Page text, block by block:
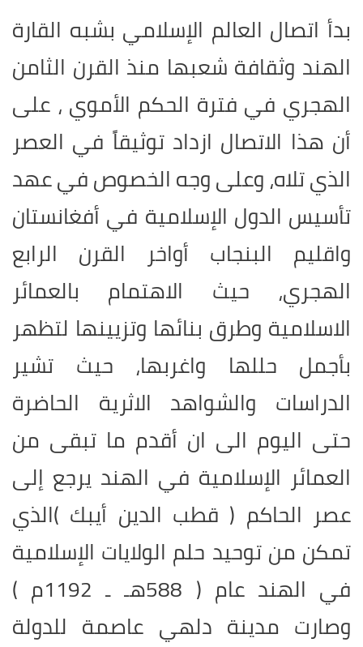
بدأ اتصال العالم الإسلامي بشبه القارة
الهند وثقافة شعبها منذ القرن الثامن
الهجري في فترة الحكم الأموي ، على
أن هذا الاتصال ازداد توثيقاً في العصر
الذي تلاه، وعلى وجه الخصوص في عهد
تأسيس الدول الإسلامية في أفغانستان
واقليم البنجاب أواخر القرن الرابع
الهجري، حيث الاهتمام بالعمائر
الاسلامية وطرق بنائها وتزيينها لتظهر
بأجمل حللها واغربها، حيث تشير
الدراسات والشواهد الاثرية الحاضرة
حتى اليوم الى ان أقدم ما تبقى من
العمائر الإسلامية في الهند يرجع إلى
عصر الحاكم ( قطب الدين أيبك )الذي
تمكن من توحيد حلم الولايات الإسلامية
في الهند عام ( 588هـ ـ 1192م )
وصارت مدينة دلهي عاصمة للدولة